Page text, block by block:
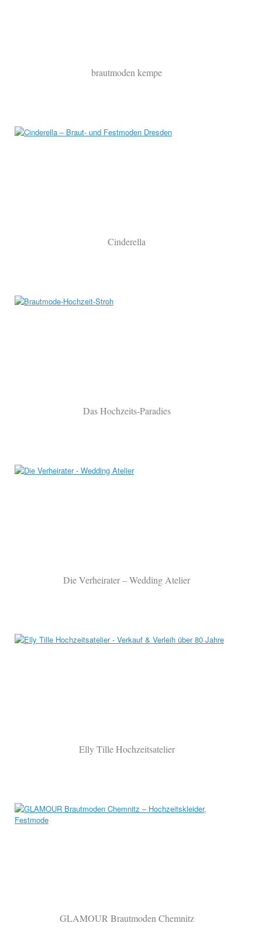
brautmoden kempe
Cinderella
Das Hochzeits-Paradies
Die Verheirater – Wedding Atelier
Elly Tille Hochzeitsatelier
GLAMOUR Brautmoden Chemnitz